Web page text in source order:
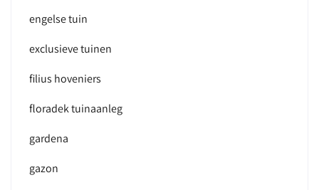
engelse tuin
exclusieve tuinen
filius hoveniers
floradek tuinaanleg
gardena
gazon